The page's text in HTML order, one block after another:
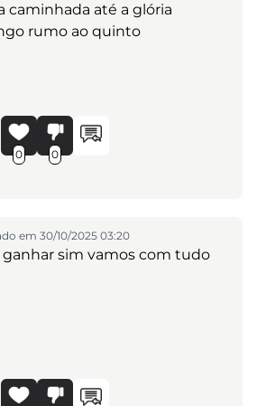
caminhada até a glória
rumo ao quinto
0 0
em 30/10/2025 03:20
ganhar sim vamos com tudo